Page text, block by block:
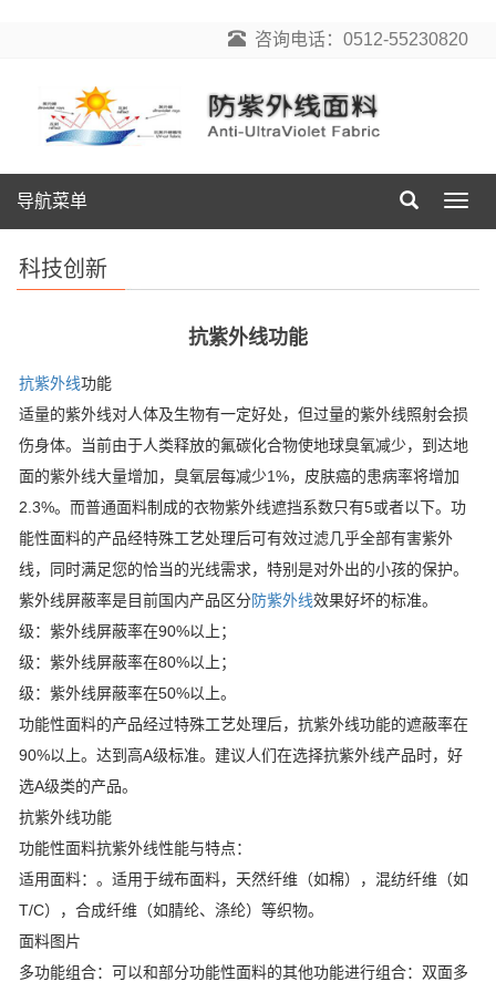
咨询电话：0512-55230820
导
导航菜单
科技创新
抗紫外线功能
抗紫外线功能
适量的紫外线对人体及生物有一定好处，但过量的紫外线照射会损
伤身体。当前由于人类释放的氟碳化合物使地球臭氧减少，到达地
面的紫外线大量增加，臭氧层每减少1%，皮肤癌的患病率将增加
2.3%。而普通面料制成的衣物紫外线遮挡系数只有5或者以下。功
能性面料的产品经特殊工艺处理后可有效过滤几乎全部有害紫外
线，同时满足您的恰当的光线需求，特别是对外出的小孩的保护。
紫外线屏蔽率是目前国内产品区分防紫外线效果好坏的标准。
级：紫外线屏蔽率在90%以上；
级：紫外线屏蔽率在80%以上；
级：紫外线屏蔽率在50%以上。
功能性面料的产品经过特殊工艺处理后，抗紫外线功能的遮蔽率在
90%以上。达到高A级标准。建议人们在选择抗紫外线产品时，好
选A级类的产品。
抗紫外线功能
功能性面料抗紫外线性能与特点：
适用面料：。适用于绒布面料，天然纤维（如棉），混纺纤维（如
T/C），合成纤维（如腈纶、涤纶）等织物。
面料图片
多功能组合：可以和部分功能性面料的其他功能进行组合：双面多